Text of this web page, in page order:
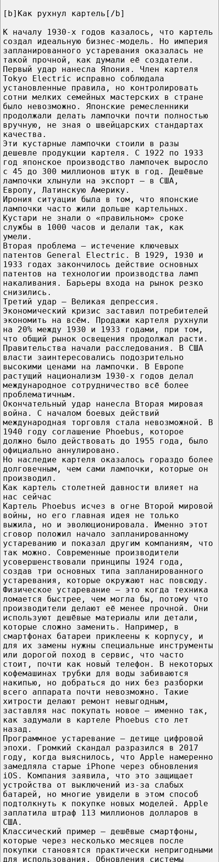
[b]Как рухнул картель[/b]
К началу 1930-х годов казалось, что картель
создал идеальную бизнес-модель. Но империя
запланированного устаревания оказалась не
такой прочной, как думали её создатели.
Первый удар нанесла Япония. Член картеля
Tokyo Electric исправно соблюдала
установленные правила, но контролировать
сотни мелких семейных мастерских в стране
было невозможно. Японские ремесленники
продолжали делать лампочки почти полностью
вручную, не зная о швейцарских стандартах
качества.
Эти кустарные лампочки стоили в разы
дешевле продукции картеля. С 1922 по 1933
год японское производство лампочек выросло
с 45 до 300 миллионов штук в год. Дешёвые
лампочки хлынули на экспорт — в США,
Европу, Латинскую Америку.
Ирония ситуации была в том, что японские
лампочки часто жили дольше картельных.
Кустари не знали о «правильном» сроке
службы в 1000 часов и делали так, как
умели.
Вторая проблема — истечение ключевых
патентов General Electric. В 1929, 1930 и
1933 годах закончилось действие основных
патентов на технологии производства ламп
накаливания. Барьеры входа на рынок резко
снизились.
Третий удар — Великая депрессия.
Экономический кризис заставил потребителей
экономить на всём. Продажи картеля рухнули
на 20% между 1930 и 1933 годами, при том,
что общий рынок освещения продолжал расти.
Правительства начали расследования. В США
власти заинтересовались подозрительно
высокими ценами на лампочки. В Европе
растущий национализм 1930-х годов делал
международное сотрудничество всё более
проблематичным.
Окончательный удар нанесла Вторая мировая
война. С началом боевых действий
международная торговля стала невозможной. В
1940 году соглашение Phoebus, которое
должно было действовать до 1955 года, было
официально аннулировано.
Но наследие картеля оказалось гораздо более
долговечным, чем сами лампочки, которые он
производил.
Как картель столетней давности влияет на
нас сейчас
Картель Phoebus исчез в огне Второй мировой
войны, но его главная идея не только
выжила, но и эволюционировала. Именно этот
сговор положил начало запланированному
устареванию и показал другим компаниям, что
так можно. Современные производители
усовершенствовали принципы 1924 года,
создав три основных типа запланированного
устаревания, которые окружают нас повсюду.
Физическое устаревание — это когда техника
ломается быстрее, чем могла бы, потому что
производители делают её менее прочной. Они
используют дешёвые материалы или детали,
которые сложно заменить. Например, в
смартфонах батареи приклеены к корпусу, и
для их замены нужны специальные инструменты
или дорогой поход в сервис, что часто
стоит, почти как новый телефон. В некоторых
кофемашинах трубки для воды забиваются
накипью, но добраться до них без разборки
всего аппарата почти невозможно. Такие
хитрости делают ремонт невыгодным,
заставляя нас покупать новое — именно так,
как задумали в картеле Phoebus сто лет
назад.
Программное устаревание — детище цифровой
эпохи. Громкий скандал разразился в 2017
году, когда выяснилось, что Apple намеренно
замедляла старые iPhone через обновления
iOS. Компания заявила, что это защищает
устройства от выключений из-за слабых
батарей, но многие увидели в этом способ
подтолкнуть к покупке новых моделей. Apple
заплатила штраф 113 миллионов долларов в
США.
Классический пример — дешёвые смартфоны,
которые через несколько месяцев после
покупки становятся практически непригодными
для использования. Обновления системы